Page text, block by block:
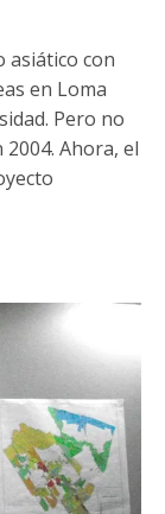
asiático con
en Loma
Pero no
Ahora, el